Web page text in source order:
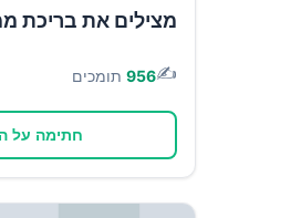
מצילים את בריכת
✍️
956 תומכים
חתימה על